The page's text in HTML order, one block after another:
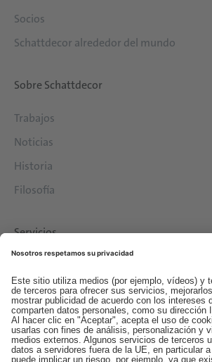
Socios
Schattdecor alrededor del mundo
Sobre Schattdecor
Trabajos
Noticias
Historia
Filosofía
Servicios
Contacto
EDI